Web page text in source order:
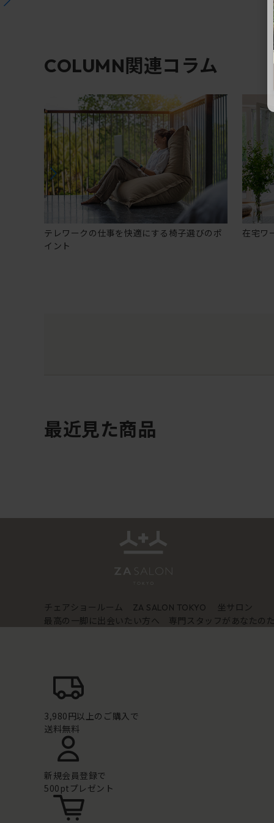
COLUMN関連コラム
テレワークの仕事を快適にする椅子選びのポ
イント
在宅ワ
最近見た商品
チェアショールーム ZA SALON TOKYO
坐サロン
最高の一脚に出会いたい方へ 専門スタッフがあなたの
3,980円以上のご購入で
送料無料
新規会員登録で
500ptプレゼント